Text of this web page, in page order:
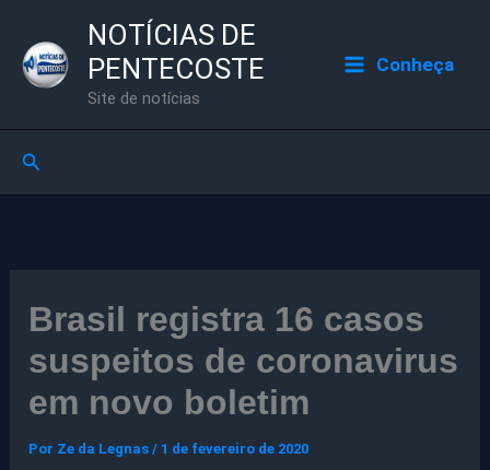
para
NOTÍCIAS DE
PENTECOSTE
Site de notícias
Conheça
Pesquisar
Brasil registra 16 casos
suspeitos de coronavirus
em novo boletim
Por Ze da Legnas/ 1 de fevereiro de 2020